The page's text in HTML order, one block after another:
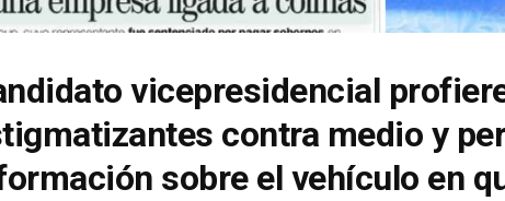
vicepresidencial
contra medio y
sobre el vehículo en